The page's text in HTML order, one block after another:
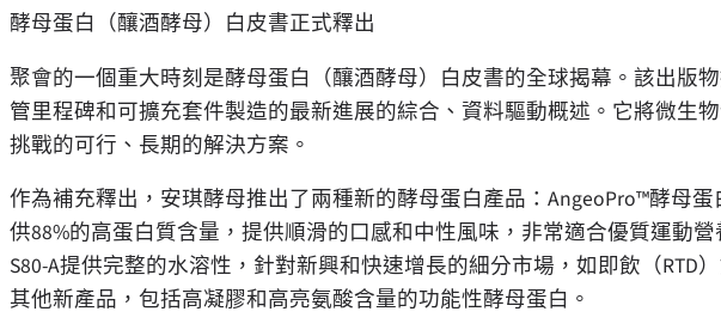
酵母蛋白（釀酒酵母）白皮書正式釋出
聚會的一個重大時刻是酵母蛋白（釀酒酵母）白皮書的全球揭幕。該出版
管里程碑和可擴充套件製造的最新進展的綜合、資料驅動概述。它將微生
挑戰的可行、長期的解決方案。
作為補充釋出，安琪酵母推出了兩種新的酵母蛋白產品： AngeoPro™酵母蛋
供88%的高蛋白質含量，提供順滑的口感和中性風味，非常適合優質運動
S80-A提供完整的水溶性，針對新興和快速增長的細分市場，如即飲（RTD
其他新產品，包括高凝膠和高亮氨酸含量的功能性酵母蛋白。